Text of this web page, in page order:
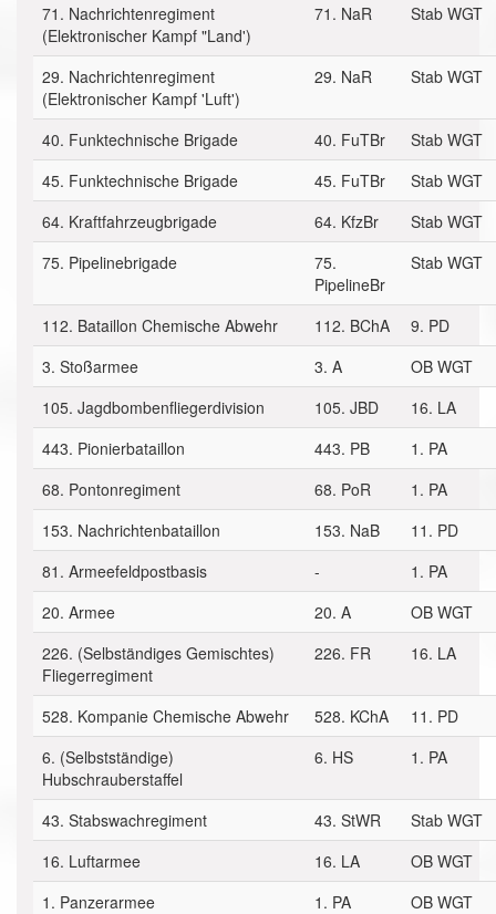
71. Nachrichtenregiment
(Elektronischer Kampf "Land')
71. NaR Stab WGT
29. Nachrichtenregiment
(Elektronischer Kampf 'Luft')
29. NaR Stab WGT
40. Funktechnische Brigade 40. FuTBr
Stab WGT
45. Funktechnische Brigade
45. FuTBr
Stab WGT
64. Kraftfahrzeugbrigade
64. KfzBr
Stab WGT
75. Pipelinebrigade
75.
PipelineBr
Stab WGT
112. Bataillon Chemische Abwehr 112. BChA
9. PD
3. Stoßarmee
3. A
OB WGT
105. Jagdbombenfliegerdivision
105. JBD
16. LA
443. Pionierbataillon
443. PB
1. PA
68. Pontonregiment
68. PoR
1. PA
153. Nachrichtenbataillon
153. NaB
11. PD
81. Armeefeldpostbasis
-
1. PA
20. Armee
20. A
OB WGT
226. (Selbständiges Gemischtes)
Fliegerregiment
226. FR 16. LA
528. Kompanie Chemische Abwehr 528. KChA
11. PD
6. (Selbstständige)
Hubschrauberstaffel
6. HS 1. PA
43. Stabswachregiment 43. StWR
Stab WGT
16. Luftarmee
16. LA
OB WGT
1. Panzerarmee
1. PA
OB WGT